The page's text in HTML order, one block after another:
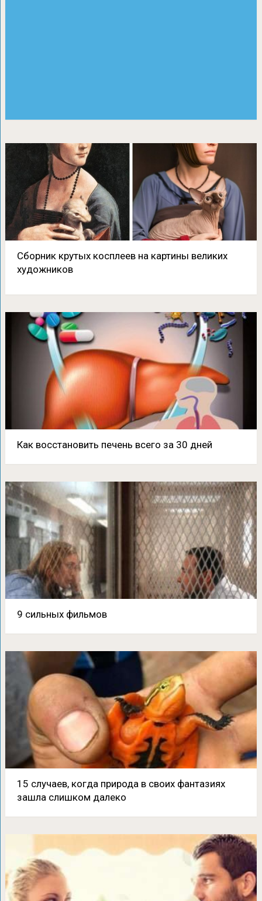
Сборник крутых косплеев на картины великих
художников
Как восстановить печень всего за 30 дней
9 сильных фильмов
15 случаев, когда природа в своих фантазиях
зашла слишком далеко